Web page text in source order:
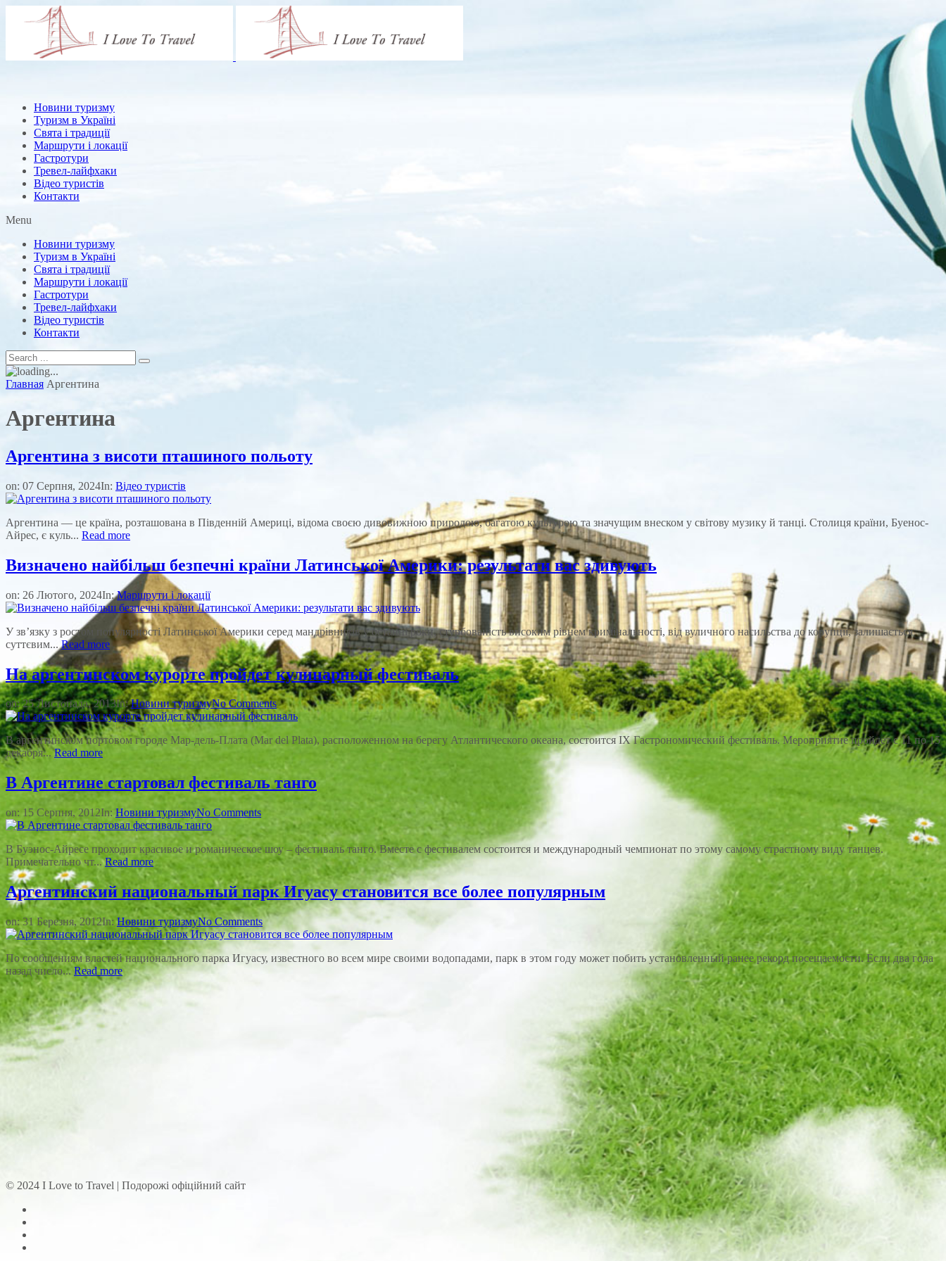
Новини туризму
Туризм в Україні
Свята і традиції
Маршрути і локації
Гастротури
Тревел-лайфхаки
Відео туристів
Контакти
Menu
Новини туризму
Туризм в Україні
Свята і традиції
Маршрути і локації
Гастротури
Тревел-лайфхаки
Відео туристів
Контакти
Главная Аргентина
Аргентина
Аргентина з висоти пташиного польоту
on: 07 Серпня, 2024In: Відео туристів
Аргентина — це країна, розташована в Південній Америці, відома своєю дивовижною природою, багатою культурою та значущим внеском у світову музику й танці. Столиця країни, Буенос-
Айрес, є куль... Read more
Визначено найбільш безпечні країни Латинської Америки: результати вас здивують
on: 26 Лютого, 2024In:Маршрути і локації
У зв’язку з ростом популярності Латинської Америки серед мандрівників у останні роки, стурбованість високим рівнем кримінальності, від вуличного насильства до корупції, залишається
суттєвим...Read more
На аргентинском курорте пройдет кулинарный фестиваль
on:25 Листопада, 2013In:Новини туризмуNo Comments
В аргентинском портовом городе Мар-дель-Плата (Mar del Plata), расположенном на берегу Атлантического океана, состоится IX Гастрономический фестиваль. Мероприятие пройдет с 11 по 15
декабря...Read more
В Аргентине стартовал фестиваль танго
on:15 Серпня, 2012In:Новини туризмуNo Comments
В Буэнос-Айресе проходит красивое и романическое шоу – фестиваль танго. Вместе с фестивалем состоится и международный чемпионат по этому самому страстному виду танцев.
Примечательно чт...Read more
Аргентинский национальный парк Игуасу становится все более популярным
on:31 Березня, 2012In:Новини туризмуNo Comments
По сообщениям властей национального парка Игуасу, известного во всем мире своими водопадами, парк в этом году может побить установленный ранее рекорд посещаемости. Если два года
назад число...Read more
© 2024 I Love to Travel | Подорожі офіційний сайт